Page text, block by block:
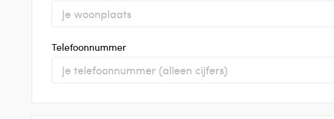
Telefoonnummer